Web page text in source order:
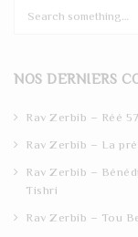
c
NOS DERNIERS
Rav Zerbib – Réé
Rav Zerbib – La
Rav Zerbib –
Tishri
Rav Zerbib – Tou